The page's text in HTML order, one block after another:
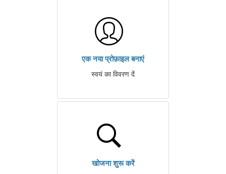
एक नया प्रोफ़ाइल बनाएं
स्वयं का विवरण दें
खोजना शुरू करें